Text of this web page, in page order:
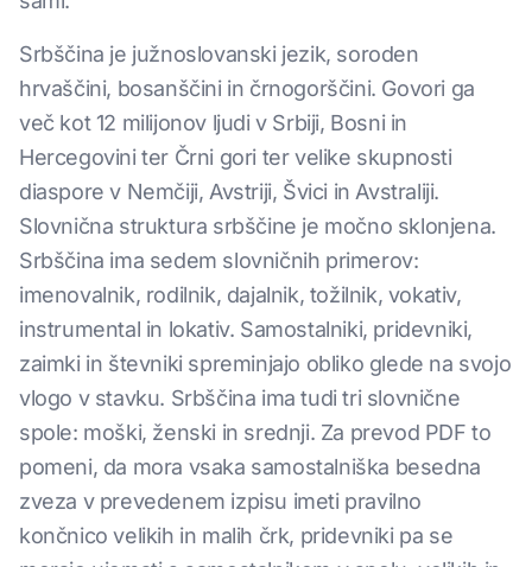
Srbščina je južnoslovanski jezik, soroden
hrvaščini, bosanščini in črnogorščini. Govori ga
več kot 12 milijonov ljudi v Srbiji, Bosni in
Hercegovini ter Črni gori ter velike skupnosti
diaspore v Nemčiji, Avstriji, Švici in Avstraliji.
Slovnična struktura srbščine je močno sklonjena.
Srbščina ima sedem slovničnih primerov:
imenovalnik, rodilnik, dajalnik, tožilnik, vokativ,
instrumental in lokativ. Samostalniki, pridevniki,
zaimki in števniki spreminjajo obliko glede na svojo
vlogo v stavku. Srbščina ima tudi tri slovnične
spole: moški, ženski in srednji. Za prevod PDF to
pomeni, da mora vsaka samostalniška besedna
zveza v prevedenem izpisu imeti pravilno
končnico velikih in malih črk, pridevniki pa se